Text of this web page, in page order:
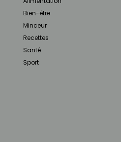
Bien-être
Minceur
Recettes
Santé
Sport